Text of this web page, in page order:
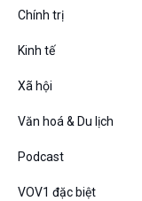
Chính trị
Kinh tế
Xã hội
Văn hoá & Du lịch
Podcast
VOV1 đặc biệt